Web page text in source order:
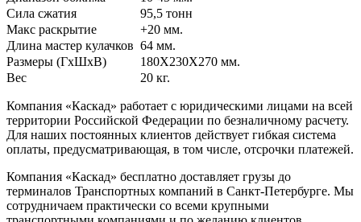
Сила сжатия
95,5 тонн
Макс раскрытие
+20 мм.
Длина мастер кулачков 64 мм.
Размеры (ГхШхВ)
180Х230Х270 мм.
Вес
20 кг.
Компания «Каскад» работает с юридическими лицами на всей
территории Российской Федерации по безналичному расчету.
Для наших постоянных клиентов действует гибкая система
оплаты, предусматривающая, в том числе, отсрочки платежей.
Компания «Каскад» бесплатно доставляет грузы до
терминалов Транспортных компаний в Санкт-Петербурге. Мы
сотрудничаем практически со всеми крупными